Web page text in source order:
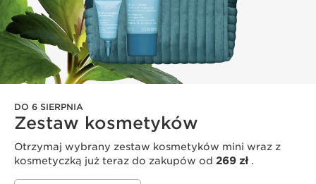
DO 6 SIERPNIA
Zestaw kosmetyków
Otrzymaj wybrany zestaw kosmetyków mini wraz z
kosmetyczką już teraz do zakupów od 269 zł .